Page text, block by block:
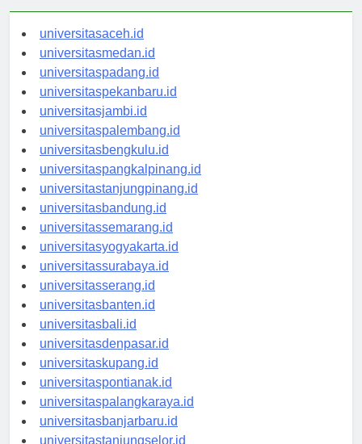
universitasaceh.id
universitasmedan.id
universitaspadang.id
universitaspekanbaru.id
universitasjambi.id
universitaspalembang.id
universitasbengkulu.id
universitaspangkalpinang.id
universitastanjungpinang.id
universitasbandung.id
universitassemarang.id
universitasyogyakarta.id
universitassurabaya.id
universitasserang.id
universitasbanten.id
universitasbali.id
universitasdenpasar.id
universitaskupang.id
universitaspontianak.id
universitaspalangkaraya.id
universitasbanjarbaru.id